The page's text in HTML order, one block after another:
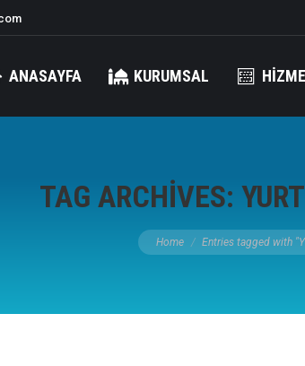
ANASAYFA KURUMSAL
TAG ARCHIVES:
You are here:
Home Entries tagged with